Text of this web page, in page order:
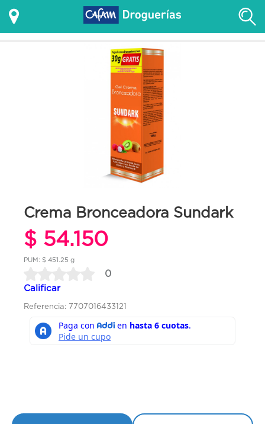
Crema Bronceadora Sundark
$ 54.150
PUM: $ 451.25 g
0
Calificar
Referencia: 7707016433121